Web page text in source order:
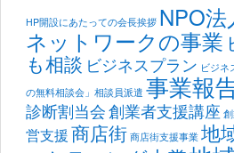
HP開設にあたっての会長挨拶 NPO
ネットワークの事業
も相談 ビジネスプラン ビジネ
の無料相談会」相談員派遣 事業報
診断割当会創業者支援講座
営支援商店街 商店街支援事業 地